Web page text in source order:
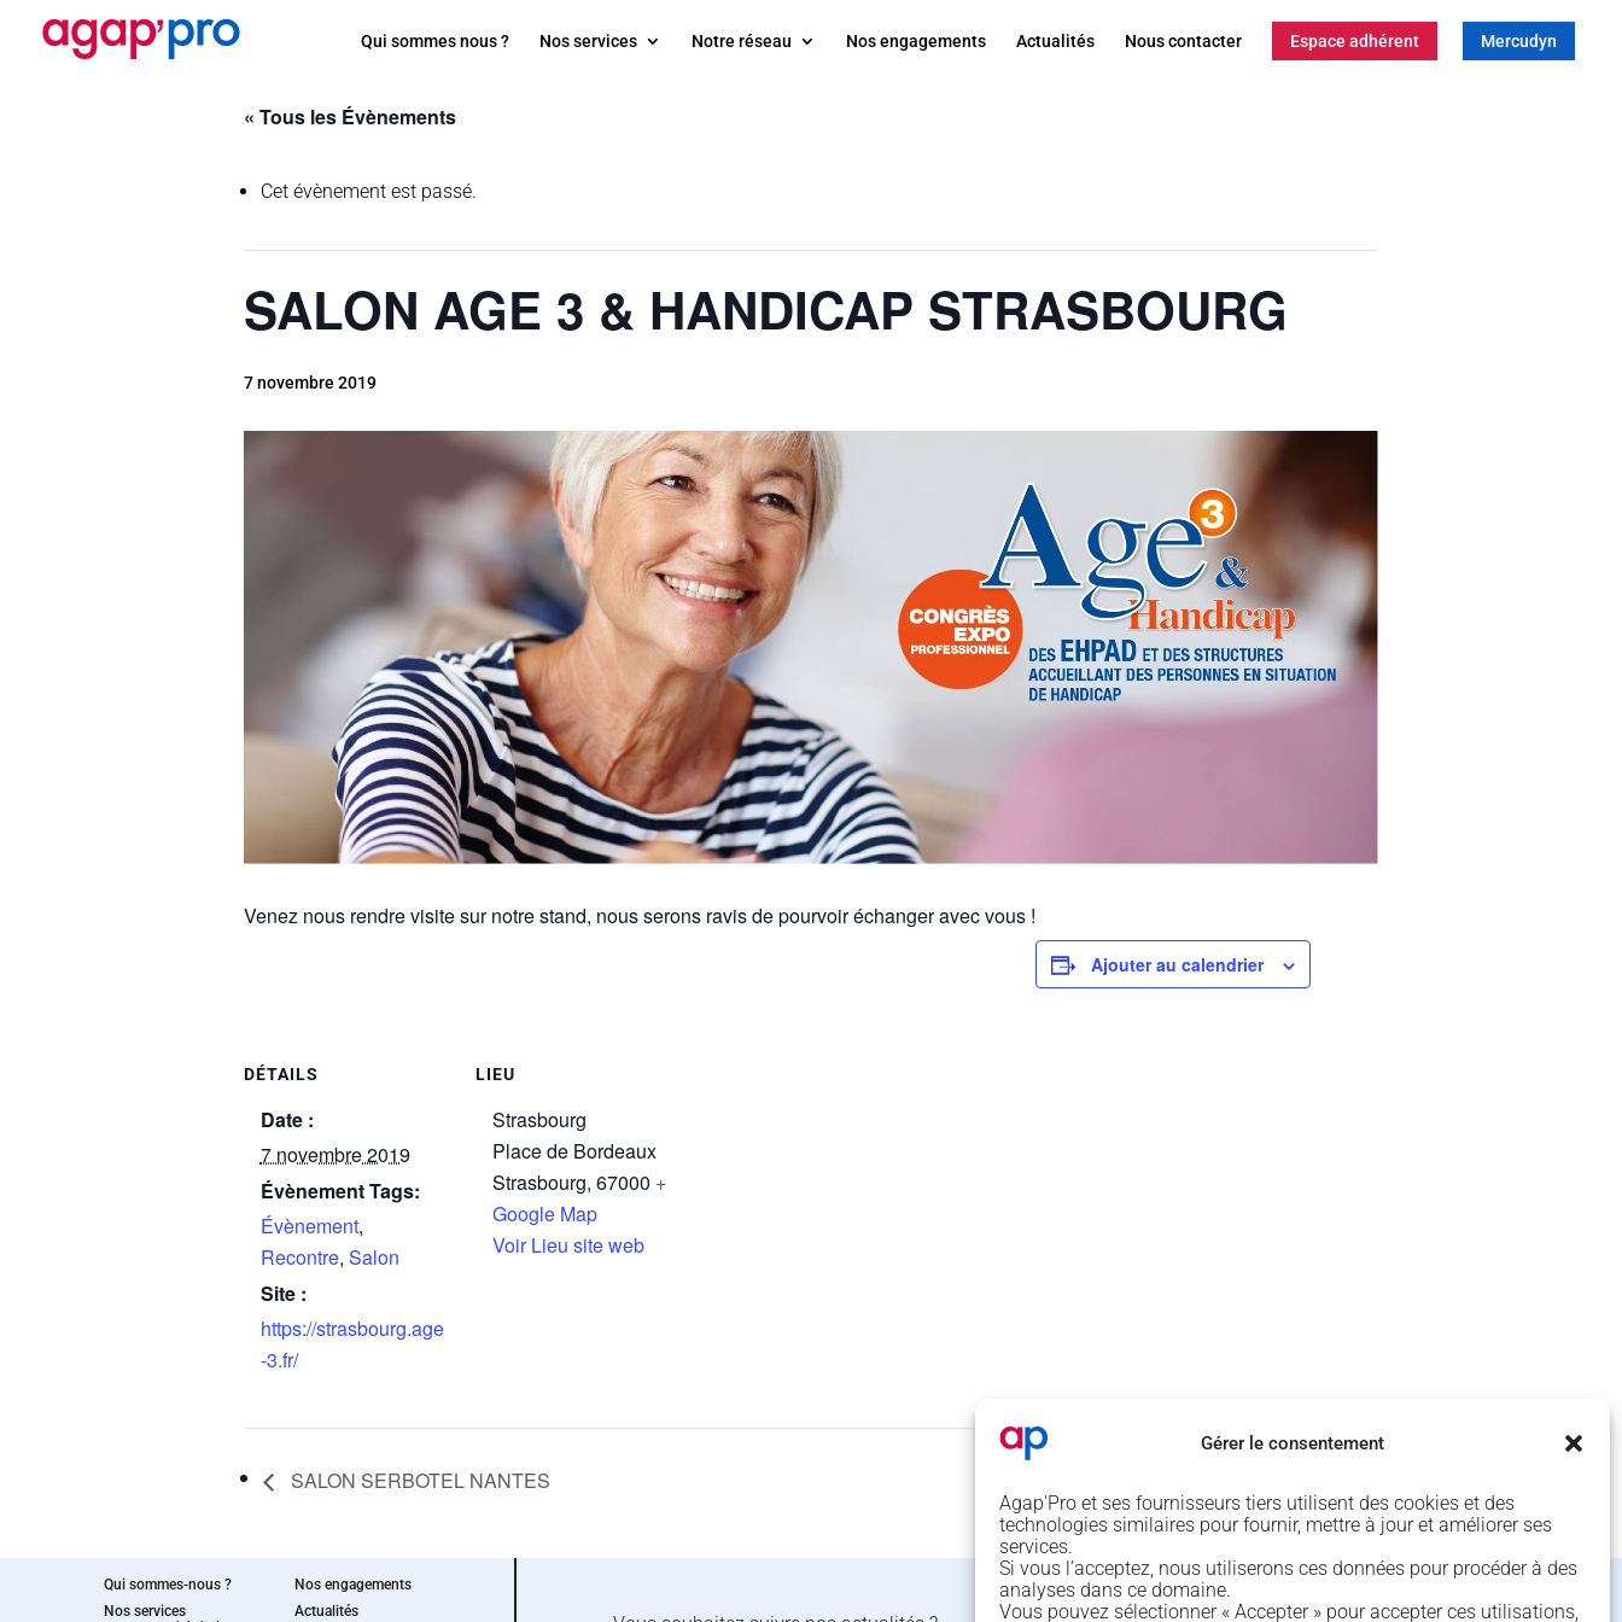
Gérer le consentement
Agap'Pro et ses fournisseurs tiers utilisent des cookies et des
technologies similaires pour fournir, mettre à jour et améliorer ses
services.
Si vous l’acceptez, nous utiliserons ces données pour procéder à des
analyses dans ce domaine.
Vous pouvez sélectionner « Accepter » pour accepter ces utilisations,
Qui sommes nous ? Nos services Notre réseau Nos engagements Actualités Nous contacter Espace adhérent Mercudyn
« Tous les Évènements
Cet évènement est passé.
SALON AGE 3 & HANDICAP STRASBOURG
7 novembre 2019
Venez nous rendre visite sur notre stand, nous serons ravis de pourvoir échanger avec vous !
Ajouter au calendrier
DÉTAILS
Date :
7 novembre 2019
Évènement Tags:
Évènement,
Recontre, Salon
Site :
https://strasbourg.age
-3.fr/
LIEU
Strasbourg
Place de Bordeaux
Strasbourg, 67000 +
Google Map
Voir Lieu site web
SALON SERBOTEL NANTES
Qui sommes-nous ?
Nos services
Nos engagements
Actualités